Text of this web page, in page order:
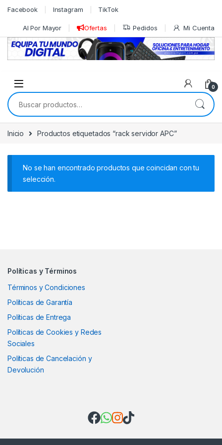
Skip to navigation
Skip to content
Facebook Instagram TikTok
Al Por Mayor Ofertas Pedidos Mi Cuenta
0
Buscar por:
Inicio Productos etiquetados “rack servidor APC”
No se han encontrado productos que coincidan con tu
selección.
Políticas y Términos
Términos y Condiciones
Políticas de Garantía
Políticas de Entrega
Políticas de Cookies y Redes
Sociales
Políticas de Cancelación y
Devolución